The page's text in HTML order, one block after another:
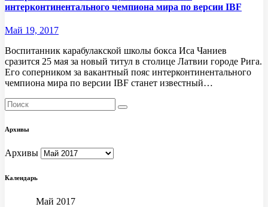
интерконтинентального чемпиона мира по версии IBF
Май 19, 2017
Воспитанник карабулакской школы бокса Иса Чаниев
сразится 25 мая за новый титул в столице Латвии городе Рига.
Его соперником за вакантный пояс интерконтинентального
чемпиона мира по версии IBF станет известный…
Архивы
Архивы
Календарь
Май 2017